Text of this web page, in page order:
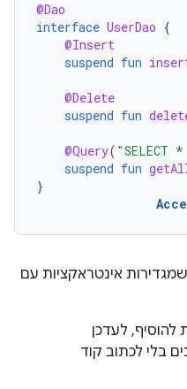
@Dao
interface UserDao {
@Insert
suspend fun
@Delete
suspend fun
@Query( "SELECT
suspend fun
}
יש שני סוגים של פונקציות DAO שמגדירות אינטראקציות עם
להוסיף, לעדכן
בלי לכתוב קוד